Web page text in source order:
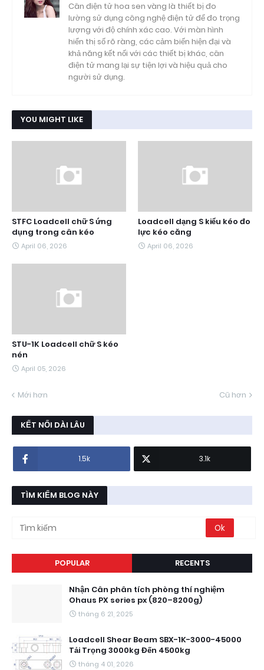
Cân điện tử hoa sen vàng là thiết bị đo
lường sử dụng công nghệ điện tử để đo trọng
lượng với độ chính xác cao. Với màn hình
hiển thị số rõ ràng, các cảm biến hiện đại và
khả năng kết nối với các thiết bị khác, cân
điện tử mang lại sự tiện lợi và hiệu quả cho
người sử dụng.
YOU MIGHT LIKE
STFC Loadcell chữ S ứng
dụng trong cân kéo
April 06, 2026
Loadcell dạng S kiểu kéo đo
lực kéo căng
April 06, 2026
STU-1K Loadcell chữ S kéo
nén
April 05, 2026
Mới hơn Cũ hơn
KẾT NỐI DÀI LÂU
1.5k 3.1k
TÌM KIẾM BLOG NÀY
POPULAR RECENTS
Nhận Cân phân tích phòng thí nghiệm
Ohaus PX series px (820–8200g)
tháng 6 21, 2025
Loadcell Shear Beam SBX-1K-3000-45000
Tải Trọng 3000kg Đến 4500kg
tháng 4 01, 2026